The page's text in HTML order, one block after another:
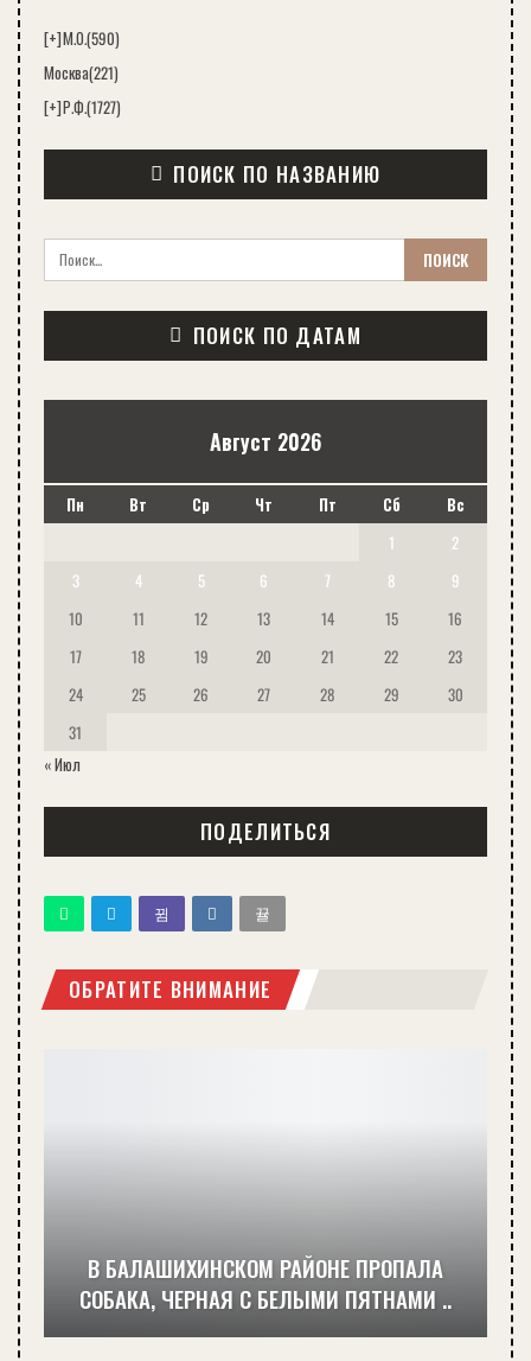
[+]М.О.(590)
Москва(221)
[+]Р.Ф.(1727)
ПОИСК ПО НАЗВАНИЮ
ПОИСК ПО ДАТАМ
Август 2026
Пн Вт Ср Чт Пт Сб
Вс
1
2
3
4 5 6 7 8
9
10
11 12 13 14 15
16
17
18 19 20 21 22
23
24
25 26 27 28 29
30
31
« Июл
ПОДЕЛИТЬСЯ
ОБРАТИТЕ ВНИМАНИЕ
В БАЛАШИХИНСКОМ РАЙОНЕ ПРОПАЛА
СОБАКА, ЧЕРНАЯ С БЕЛЫМИ ПЯТНАМИ ..